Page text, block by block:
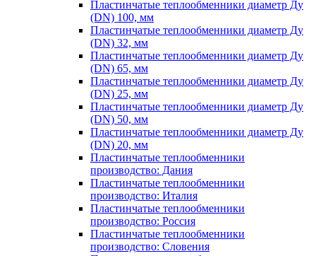
Пластинчатые теплообменники диаметр Ду
(DN) 100, мм
Пластинчатые теплообменники диаметр Ду
(DN) 32, мм
Пластинчатые теплообменники диаметр Ду
(DN) 65, мм
Пластинчатые теплообменники диаметр Ду
(DN) 25, мм
Пластинчатые теплообменники диаметр Ду
(DN) 50, мм
Пластинчатые теплообменники диаметр Ду
(DN) 20, мм
Пластинчатые теплообменники
производство: Дания
Пластинчатые теплообменники
производство: Италия
Пластинчатые теплообменники
производство: Россия
Пластинчатые теплообменники
производство: Словения